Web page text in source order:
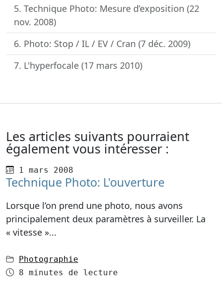
5. Technique Photo: Mesure d’exposition (22
nov. 2008)
6. Photo: Stop / IL / EV / Cran (7 déc. 2009)
7. L'hyperfocale (17 mars 2010)
Les articles suivants pourraient
également vous intéresser :
Publié le
1 mars 2008
Technique Photo: L'ouverture
Lorsque l’on prend une photo, nous avons
principalement deux paramètres à surveiller. La
« vitesse »...
dans
Photographie
Temps de lecture
8 minutes de lecture